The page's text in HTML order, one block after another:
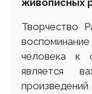
живописных
Творчество
человека к
является